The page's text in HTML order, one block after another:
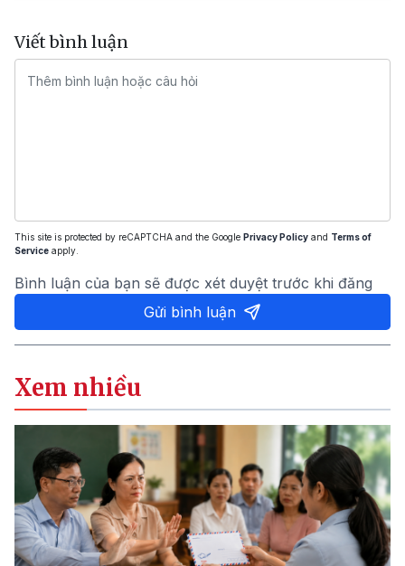
Viết bình luận
This site is protected by reCAPTCHA and the Google Privacy Policy and Terms of
Service apply.
Bình luận của bạn sẽ được xét duyệt trước khi đăng
Gửi bình luận
Xem nhiều